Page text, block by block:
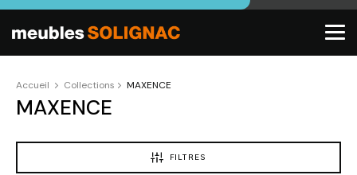
Accueil Collections MAXENCE
MAXENCE
FILTRES